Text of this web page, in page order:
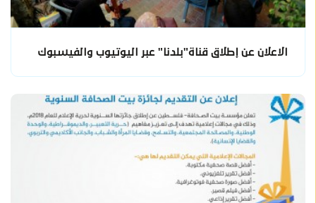
الاعلان عن إطلاق قناة"بلدنا" عبر اليوتيوب والفيسبوك